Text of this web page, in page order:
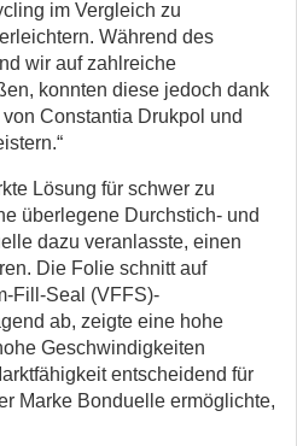
im Vergleich zu
Während des
wir auf zahlreiche
konnten diese jedoch dank
Constantia Drukpol und
Lösung für schwer zu
überlegene Durchstich- und
dazu veranlasste, einen
Die Folie schnitt auf
Fill-Seal (VFFS)-
ab, zeigte eine hohe
Geschwindigkeiten
entscheidend für
Marke Bonduelle ermöglichte,